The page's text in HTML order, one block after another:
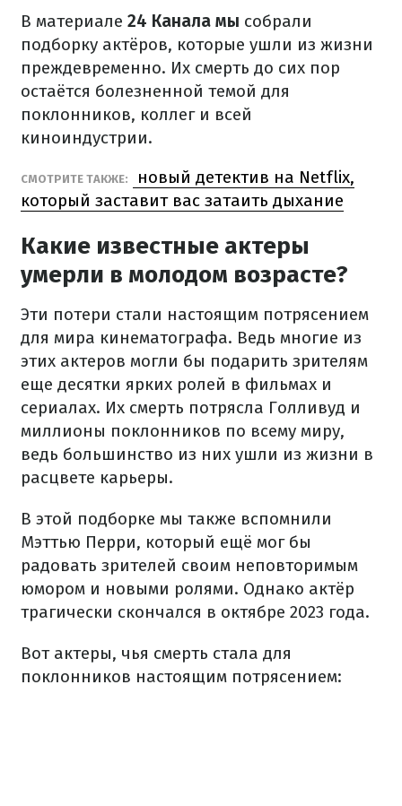
В материале 24 Канала мы собрали
подборку актёров, которые ушли из жизни
преждевременно. Их смерть до сих пор
остаётся болезненной темой для
поклонников, коллег и всей
киноиндустрии.
СМОТРИТЕ ТАКЖЕ:
новый детектив на Netflix,
который заставит вас затаить дыхание
Какие известные актеры
умерли в молодом возрасте?
Эти потери стали настоящим потрясением
для мира кинематографа. Ведь многие из
этих актеров могли бы подарить зрителям
еще десятки ярких ролей в фильмах и
сериалах. Их смерть потрясла Голливуд и
миллионы поклонников по всему миру,
ведь большинство из них ушли из жизни в
расцвете карьеры.
В этой подборке мы также вспомнили
Мэттью Перри, который ещё мог бы
радовать зрителей своим неповторимым
юмором и новыми ролями. Однако актёр
трагически скончался в октябре 2023 года.
Вот актеры, чья смерть стала для
поклонников настоящим потрясением: